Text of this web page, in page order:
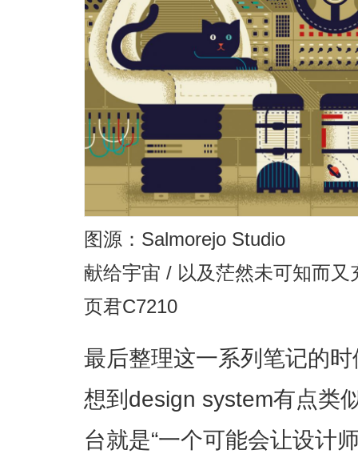
图源：Salmorejo Studio
献给宇宙 / 以及茫然未可知而
页君C7210
最后整理这一系列笔记的
想到design system有点类
台就是“一个可能会让设计